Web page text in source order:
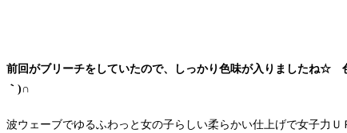
前回がブリーチをしていたので、しっかり色味が入りましたね☆
｀)∩
波ウェーブでゆるふわっと女の子らしい柔らかい仕上げで女子力